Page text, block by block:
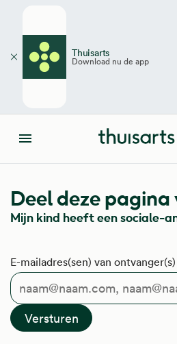
Thuisarts
Download nu de app
Sluiten
Menu
Deel deze
Mijn kind heeft een sociale-
E-mailadres(sen) van ontvanger(s)